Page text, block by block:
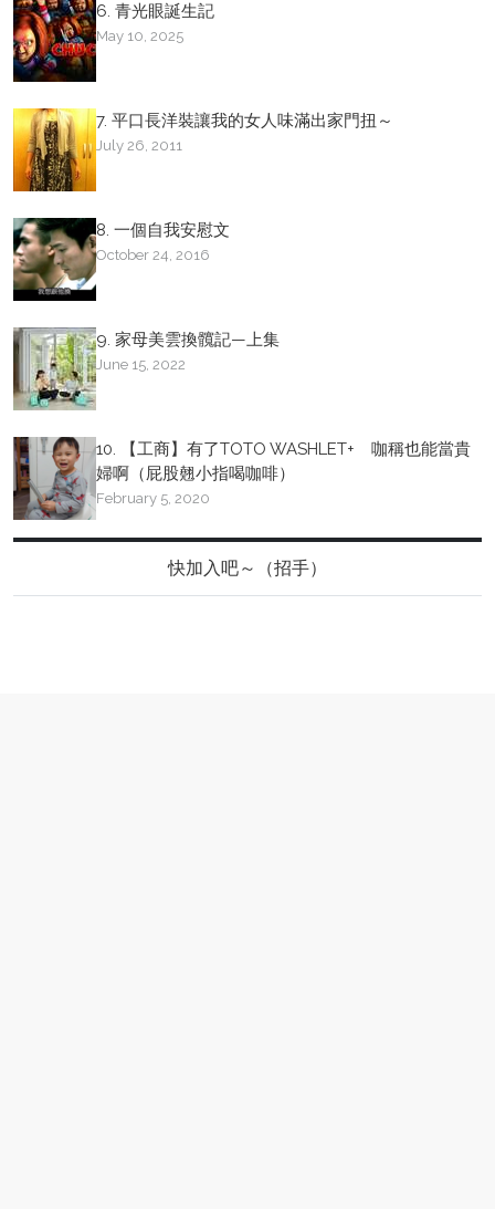
6. 青光眼誕生記
May 10, 2025
7. 平口長洋裝讓我的女人味滿出家門扭～
July 26, 2011
8. 一個自我安慰文
October 24, 2016
9. 家母美雲換髖記—上集
June 15, 2022
10. 【工商】有了TOTO WASHLET+ 咖稱也能當貴
婦啊（屁股翹小指喝咖啡）
February 5, 2020
快加入吧～（招手）